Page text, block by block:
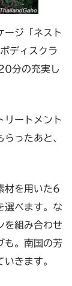
ージ「ネスト
ディスクラ
分の充実し
リートメント
ったあと、
材を用いた6
選べます。な
を組み合わせ
も。南国の芳
きます。